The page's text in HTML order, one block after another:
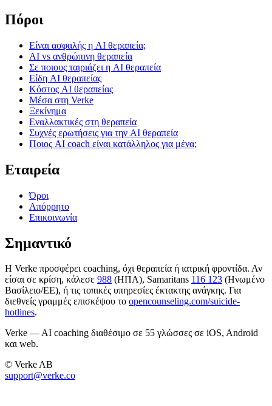
Πόροι
Είναι ασφαλής η AI θεραπεία;
AI vs ανθρώπινη θεραπεία
Σε ποιους ταιριάζει η AI θεραπεία
Είδη AI θεραπείας
Κόστος AI θεραπείας
Μέσα στη Verke
Ξεκίνημα
Εναλλακτικές στη θεραπεία
Συχνές ερωτήσεις για την AI θεραπεία
Ποιος AI coach είναι κατάλληλος για μένα;
Εταιρεία
Όροι
Απόρρητο
Επικοινωνία
Σημαντικό
Η Verke προσφέρει coaching, όχι θεραπεία ή ιατρική φροντίδα. Αν
είσαι σε κρίση, κάλεσε 988 (ΗΠΑ), Samaritans 116 123 (Ηνωμένο
Βασίλειο/ΕΕ), ή τις τοπικές υπηρεσίες έκτακτης ανάγκης. Για
διεθνείς γραμμές επισκέψου το opencounseling.com/suicide-
hotlines.
Verke — AI coaching διαθέσιμο σε 55 γλώσσες σε iOS, Android
και web.
© Verke AB
support@verke.co